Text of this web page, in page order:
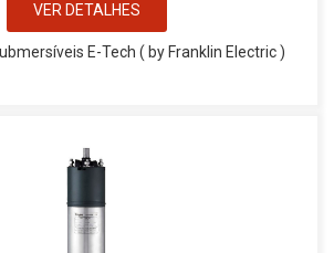
VER DETALHES
E-Tech ( by Franklin Electric )